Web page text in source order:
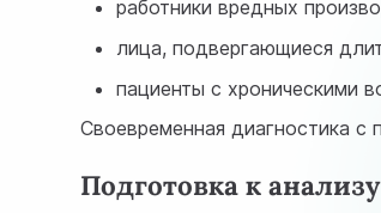
работники вредных
лица, подвергающиеся
пациенты с хроническими
Своевременная диагностика
Подготовка к